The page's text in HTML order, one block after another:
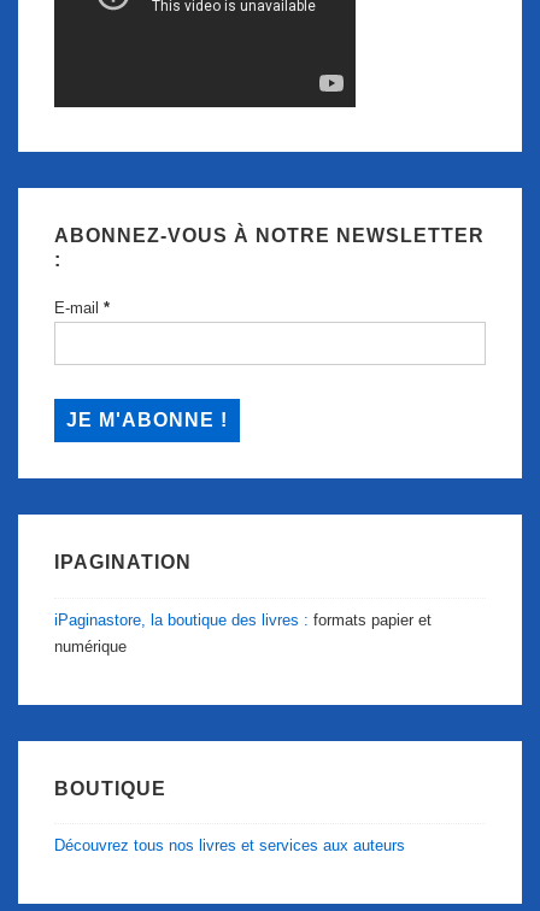
ABONNEZ-VOUS À NOTRE NEWSLETTER
:
E-mail *
IPAGINATION
iPaginastore, la boutique des livres : formats papier et
numérique
BOUTIQUE
Découvrez tous nos livres et services aux auteurs